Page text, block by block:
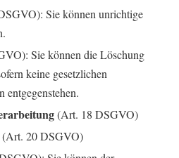
Sie können unrichtige
Sie können die Löschung
keine gesetzlichen
(Art. 18 DSGVO)
(Art. 20 DSGVO)